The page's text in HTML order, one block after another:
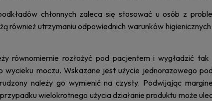
chłonnych zaleca się stosować u osób z
również utrzymaniu odpowiednich warunków
równomiernie rozłożyć pod pacjentem i wygładzić
wycieku moczu. Wskazane jest użycie jednorazowego
należy go wymienić na czysty. Podwijając
wielokrotnego użycia działanie produktu może